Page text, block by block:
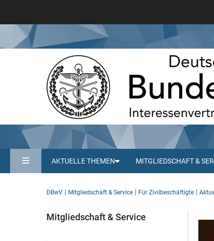
AKTUELLE THEMEN MITGLIEDSCHAFT &
DBwV Mitgliedschaft & Service Für Zivilbeschäftigte
Mitgliedschaft & Service